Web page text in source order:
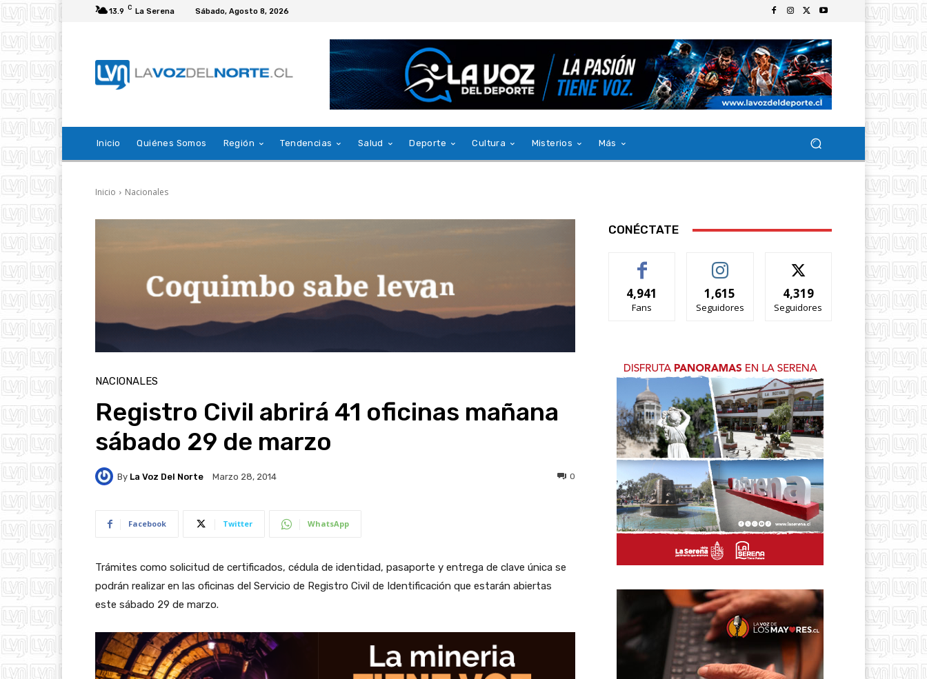
13.9 C La Serena Sábado, Agosto 8, 2026
Inicio Quiénes Somos Región Tendencias Salud Deporte Cultura Misterios Más
Inicio Nacionales
NACIONALES
Registro Civil abrirá 41 oficinas mañana
sábado 29 de marzo
By La Voz Del Norte Marzo 28, 2014 0
Facebook Twitter WhatsApp
Trámites como solicitud de certificados, cédula de identidad, pasaporte y entrega de clave única se
podrán realizar en las oficinas del Servicio de Registro Civil de Identificación que estarán abiertas
este sábado 29 de marzo.
CONÉCTATE
4,941
Fans
1,615
Seguidores
4,319
Seguidores